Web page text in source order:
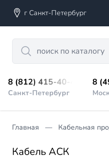
г Санкт-Петербург
Search
8 (812) 415-40-45
Санкт-Петербург
8
Главная Кабельная
Кабель АСК